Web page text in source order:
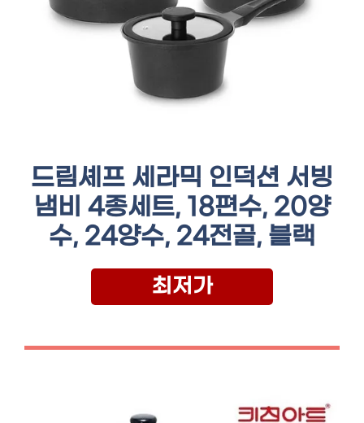
드림셰프 세라믹 인덕션 서빙
냄비 4종세트, 18편수, 20양
수, 24양수, 24전골, 블랙
최저가